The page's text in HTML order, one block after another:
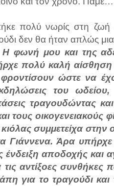
πολύ νωρίς στη ζωή
δεν θα ήταν απλώς
φωνή μου και της
πολύ καλή
ώστε να
του
τραγουδώντας
τους
συμμετείχα
Γιάννενα. Άρα
ένδειξη αποδοχής και
αντίξοες
για το τραγούδι